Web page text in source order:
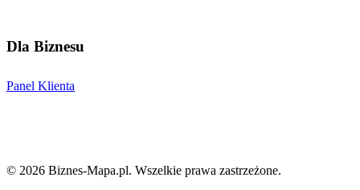
Dla Biznesu
Panel Klienta
© 2026 Biznes-Mapa.pl. Wszelkie prawa zastrzeżone.